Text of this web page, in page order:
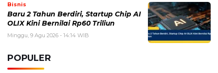
Bisnis
Baru 2 Tahun Berdiri, Startup Chip AI
OLIX Kini Bernilai Rp60 Triliun
Minggu, 9 Agu 2026 - 14:14 WIB
POPULER